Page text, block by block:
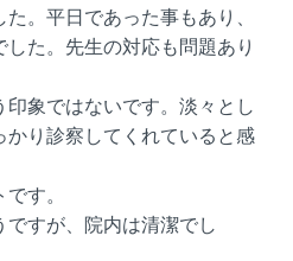
た。平日であった事もあり、
た。先生の対応も問題あり
象ではないです。淡々とし
かり診察してくれていると感
す。
すが、院内は清潔でし